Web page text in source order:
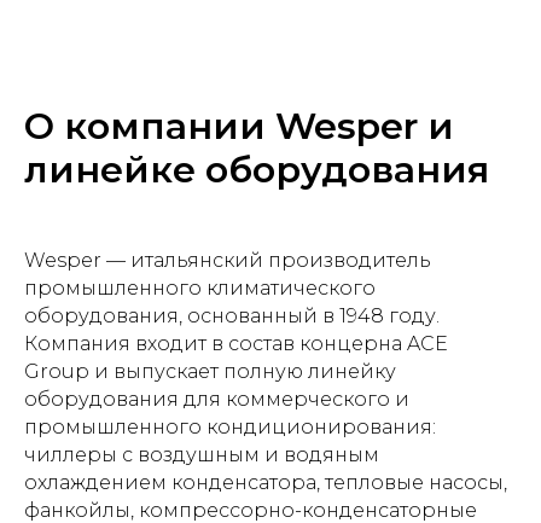
О компании Wesper и
линейке оборудования
Wesper — итальянский производитель
промышленного климатического
оборудования, основанный в 1948 году.
Компания входит в состав концерна ACE
Group и выпускает полную линейку
оборудования для коммерческого и
промышленного кондиционирования:
чиллеры с воздушным и водяным
охлаждением конденсатора, тепловые насосы,
фанкойлы, компрессорно-конденсаторные